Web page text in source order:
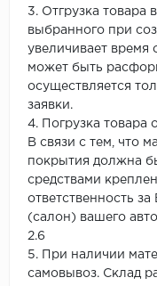
3. Отгрузка товара
выбранного при
увеличивает время
может быть
осуществляется
заявки.
4. Погрузка товара
В связи с тем, что
покрытия должна
средствами
ответственность
(салон) вашего
2.6
5. При наличии
самовывоз. Склад